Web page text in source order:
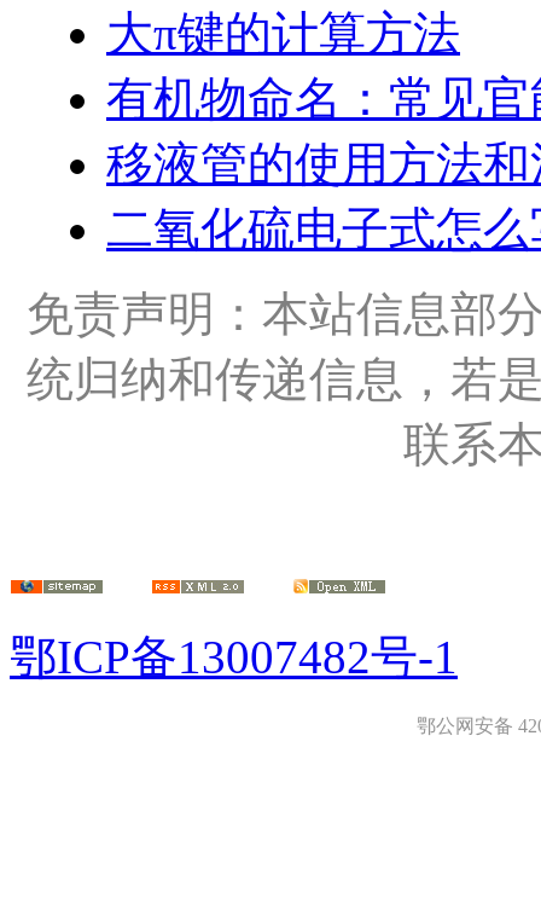
大π键的计算方法
有机物命名：常见
移液管的使用方法
二氧化硫电子式怎
免责声明：本站信息部
统归纳和传递信息，若
联系
鄂ICP备13007482号-1
鄂公网安备